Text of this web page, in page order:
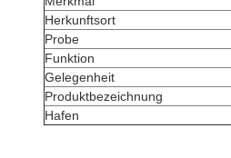
Herkunftsort
Probe
Funktion
Gelegenheit
Produktbezeichnung
Hafen